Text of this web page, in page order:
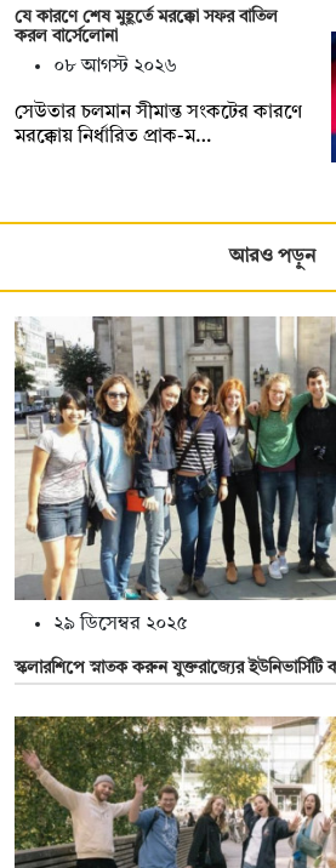
যে কারণে শেষ মুহূর্তে মরক্কো সফর বাতিল
করল বার্সেলোনা
০৮ আগস্ট ২০২৬
সেউতার চলমান সীমান্ত সংকটের কারণে
মরক্কোয় নির্ধারিত প্রাক-ম…
আরও পড়ুন
২৯ ডিসেম্বর ২০২৫
স্কলারশিপে স্নাতক করুন যুক্তরাজ্যের